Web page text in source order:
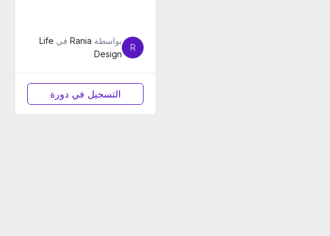
R
بواسطة Rania في Life
Design
التسجيل في دورة